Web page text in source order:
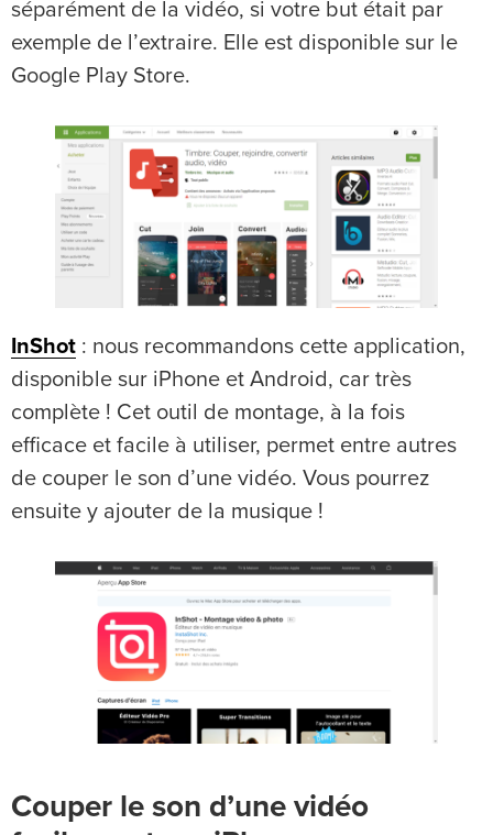
séparément de la vidéo, si votre but était par
exemple de l’extraire. Elle est disponible sur le
Google Play Store.
InShot : nous recommandons cette application,
disponible sur iPhone et Android, car très
complète ! Cet outil de montage, à la fois
efficace et facile à utiliser, permet entre autres
de couper le son d’une vidéo. Vous pourrez
ensuite y ajouter de la musique !
Couper le son d’une vidéo